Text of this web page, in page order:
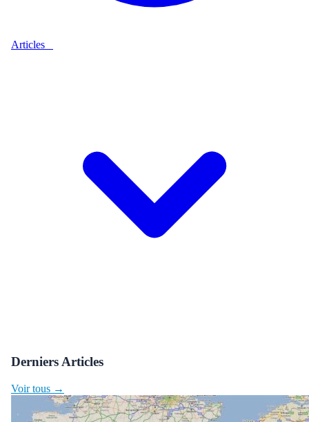
Articles
Derniers Articles
Voir tous →